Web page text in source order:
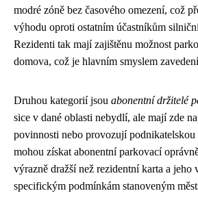
modré zóně bez časového omezení, což
výhodu oproti ostatním účastníkům
Rezidenti tak mají zajištěnu možnost
domova, což je hlavním smyslem
Druhou kategorií jsou abonentní držitelé
sice v dané oblasti nebydlí, ale mají zde
povinnosti nebo provozují
mohou získat abonentní parkovací
výrazně dražší než rezidentní karta a jeho
specifickým podmínkám stanoveným